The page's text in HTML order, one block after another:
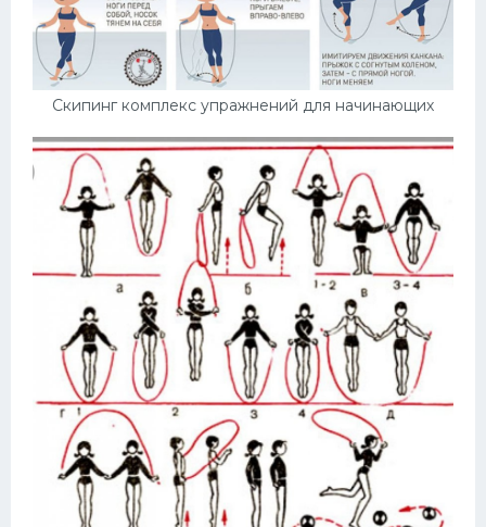
Скипинг комплекс упражнений для начинающих
Хоккей
Велогонки
Конькобежный спорт
Интерьер квартиры